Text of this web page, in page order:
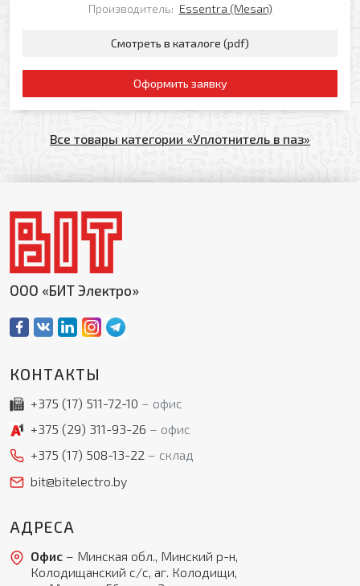
Производитель: Essentra (Mesan)
Смотреть в каталоге (pdf)
Оформить заявку
Все товары категории «Уплотнитель в паз»
ООО «БИТ Электро»
КОНТАКТЫ
+375 (17) 511-72-10
офис
+375 (29) 311-93-26
офис
+375 (17) 508-13-22
склад
bit@bitelectro.by
АДРЕСА
Офис– Минская обл., Минский р-н,
Колодищанский с/с, аг. Колодищи,